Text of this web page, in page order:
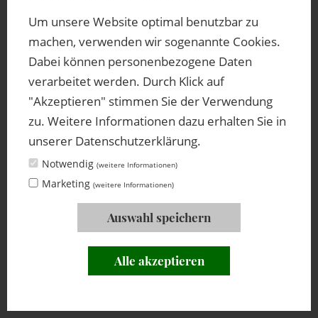
Katrin & Thomas | Pearns Point Strand,
Antigua, AIDAperla Tour | Januar 2025
MEHR STRANDLIEBE
Um unsere Website optimal benutzbar zu
machen, verwenden wir sogenannte Cookies.
Dabei können personenbezogene Daten
verarbeitet werden. Durch Klick auf
"Akzeptieren" stimmen Sie der Verwendung
zu. Weitere Informationen dazu erhalten Sie in
unserer Datenschutzerklärung.
Notwendig (weitere Informationen)
Marketing (weitere Informationen)
Auswahl speichern
Alle akzeptieren